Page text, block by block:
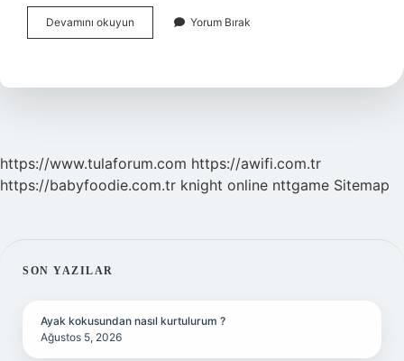
Devamını okuyun
Yılda
Kpss
Yorum Bırak
https://www.tulaforum.com https://awifi.com.tr
https://babyfoodie.com.tr knight online nttgame Sitemap
SIDEBAR
SON YAZILAR
Ayak kokusundan nasıl kurtulurum ?
Ağustos 5, 2026